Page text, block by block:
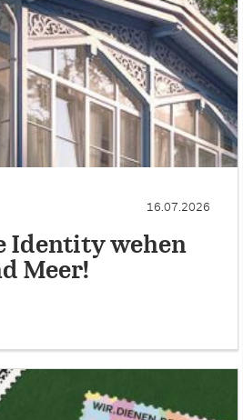
16.07.2026
Identity wehen
Meer!